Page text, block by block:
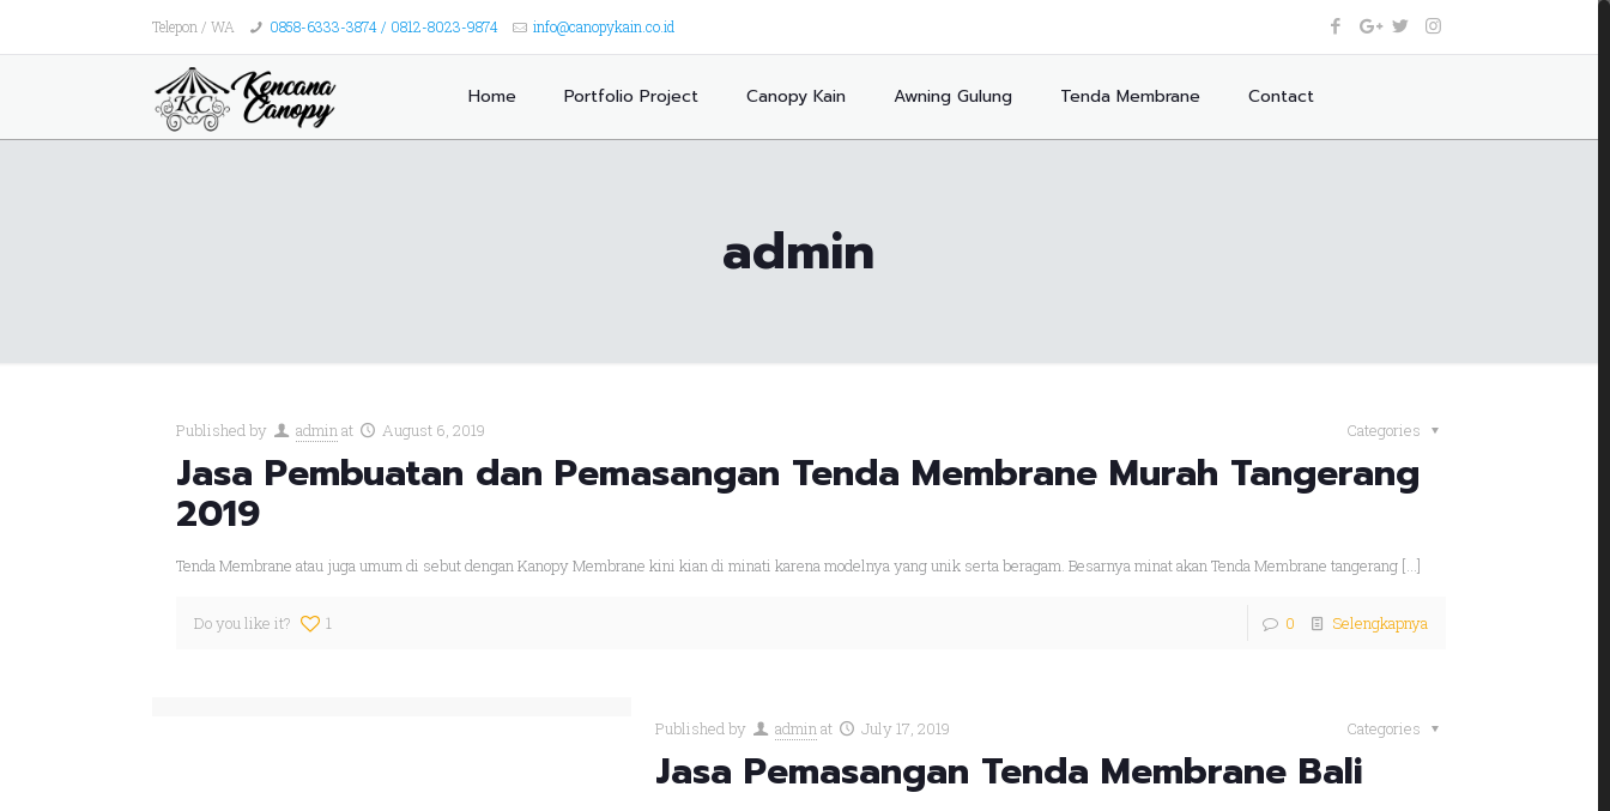
Telepon / WA 0858-6333-3874 / 0812-8023-9874 info@canopykain.co.id
Home Portfolio Project Canopy Kain Awning Gulung Tenda Membrane Contact
admin
Published by adminat August 6, 2019 Categories
Jasa Pembuatan dan Pemasangan Tenda Membrane Murah Tangerang
2019
Tenda Membrane atau juga umum di sebut dengan Kanopy Membrane kini kian di minati karena modelnya yang unik serta beragam. Besarnya minat akan Tenda Membrane tangerang […]
Do you like it? 1 0 Selengkapnya
Published by adminat July 17, 2019 Categories
Jasa Pemasangan Tenda Membrane Bali